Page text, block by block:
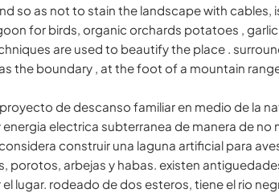
so as not to stain the landscape with cables,
for birds, organic orchards potatoes , garlic
are used to beautify the place .
the boundary , at the foot of a mountain
de descanso familiar en medio de la
electrica subterranea de manera de no
construir una laguna artificial para
porotos, arbejas y habas. existen
lugar. rodeado de dos esteros, tiene el rio